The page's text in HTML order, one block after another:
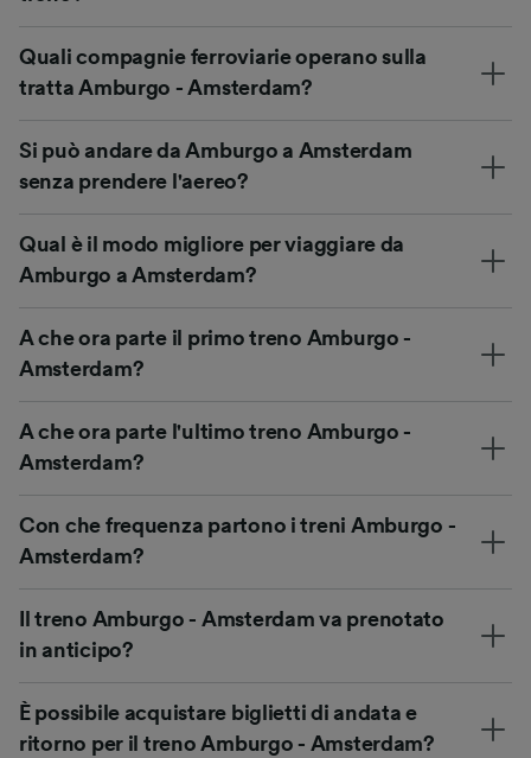
Quali compagnie ferroviarie operano sulla
tratta Amburgo - Amsterdam?
Si può andare da Amburgo a Amsterdam
senza prendere l'aereo?
Qual è il modo migliore per viaggiare da
Amburgo a Amsterdam?
A che ora parte il primo treno Amburgo -
Amsterdam?
A che ora parte l'ultimo treno Amburgo -
Amsterdam?
Con che frequenza partono i treni Amburgo -
Amsterdam?
Il treno Amburgo - Amsterdam va prenotato
in anticipo?
È possibile acquistare biglietti di andata e
ritorno per il treno Amburgo - Amsterdam?